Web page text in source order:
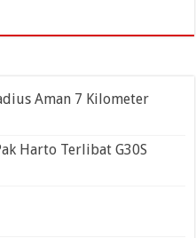
Aman 7 Kilometer
Harto Terlibat G30S